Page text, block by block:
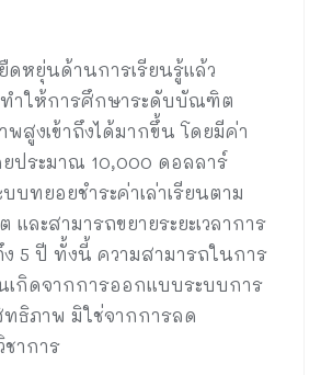
ดหยุ่นด้านการเรียนรู้แล้ว
ทำให้การศึกษาระดับบัณฑิต
สูงเข้าถึงได้มากขึ้น โดยมีค่า
ยประมาณ 10,000 ดอลลาร์
บทยอยชำระค่าเล่าเรียนตาม
ละสามารถขยายระยะเวลาการ
5 ปี ทั้งนี้ ความสามารถในการ
เกิดจากการออกแบบระบบการ
ธิภาพ มิใช่จากการลด
าการ